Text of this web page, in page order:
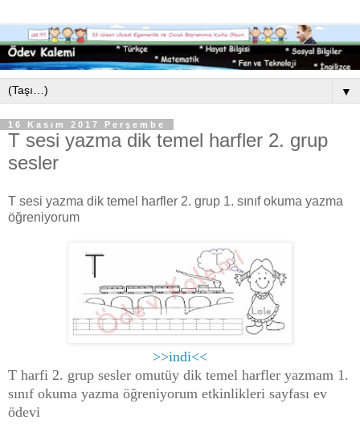
▼
16 Kasım 2017 Perşembe
T sesi yazma dik temel harfler 2. grup
sesler
T sesi yazma dik temel harfler 2. grup 1. sınıf okuma yazma
öğreniyorum
>>indi<<
T harfi 2. grup sesler omutüy dik temel harfler yazmam 1.
sınıf okuma yazma öğreniyorum etkinlikleri sayfası ev
ödevi